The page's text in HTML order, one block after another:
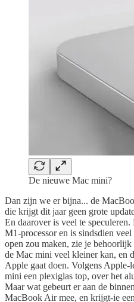
De nieuwe Mac mini?
Dan zijn we er bijna... de
die krijgt dit jaar geen grote
En daarover is veel te
M1-processor en is sindsdien
open zou maken, zie je
de Mac mini veel kleiner kan, en
Apple gaat doen. Volgens Apple-
mini een plexiglas top, over het
Maar wat gebeurt er aan de
MacBook Air mee, en krijgt-ie